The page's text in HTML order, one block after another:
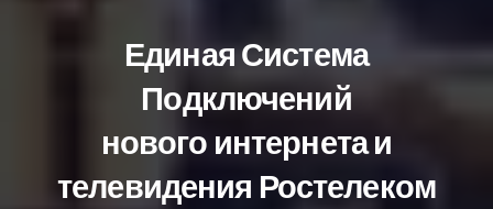
Единая Система
Подключений
нового интернета и
телевидения Ростелеком